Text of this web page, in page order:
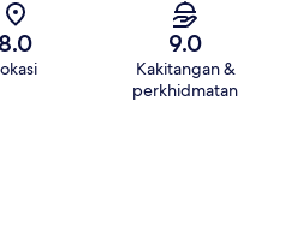
8.0 9.0
Kakitangan &
perkhidmatan